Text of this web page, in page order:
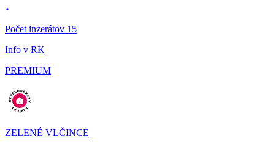
Počet inzerátov 15
Info v RK
PREMIUM
ZELENÉ VLČINCE